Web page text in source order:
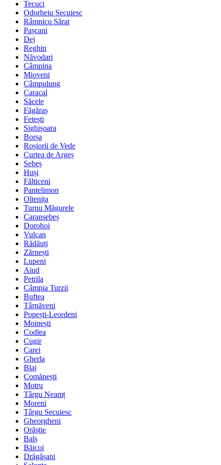
Tecuci
Odorheiu Secuiesc
Râmnicu Sărat
Pașcani
Dej
Reghin
Năvodari
Câmpina
Mioveni
Câmpulung
Caracal
Săcele
Făgăraș
Fetești
Sighișoara
Borșa
Roșiorii de Vede
Curtea de Argeș
Sebeș
Huși
Fălticeni
Pantelimon
Oltenița
Turnu Măgurele
Caransebeș
Dorohoi
Vulcan
Rădăuți
Zărnești
Lupeni
Aiud
Petrila
Câmpia Turzii
Buftea
Târnăveni
Popești-Leordeni
Moinești
Codlea
Cugir
Carei
Gherla
Blaj
Comănești
Motru
Târgu Neamț
Moreni
Târgu Secuiesc
Gheorgheni
Orăștie
Balș
Băicoi
Drăgășani